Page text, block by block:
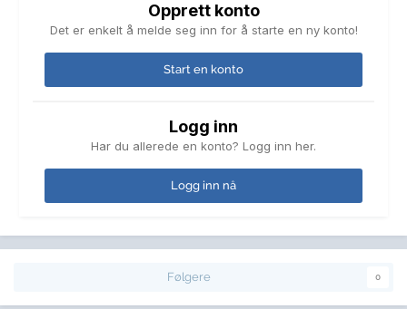
Opprett konto
Det er enkelt å melde seg inn for å starte en ny konto!
Start en konto
Logg inn
Har du allerede en konto? Logg inn her.
Logg inn nå
Følgere 0